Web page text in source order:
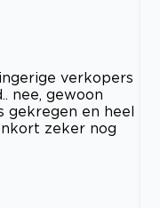
verkopers
nee, gewoon
gekregen en heel
zeker nog